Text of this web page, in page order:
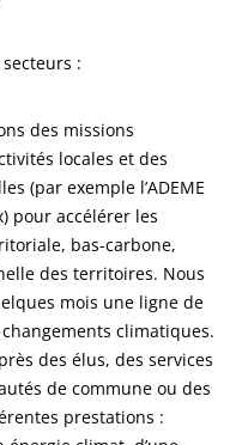
:
des missions
locales et des
(par exemple l’ADEME
pour accélérer les
bas-carbone,
des territoires. Nous
mois une ligne de
climatiques.
des élus, des services
de commune ou des
prestations :